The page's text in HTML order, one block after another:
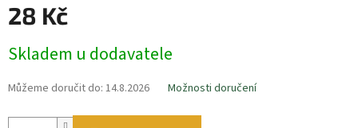
28 Kč
cena:
Skladem u dodavatele
Můžeme doručit do: 14.8.2026 Možnosti doručení